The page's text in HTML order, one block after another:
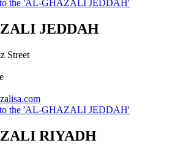
the 'AL-GHAZALI JEDDAH'
JEDDAH
Street
the 'AL-GHAZALI JEDDAH'
RIYADH